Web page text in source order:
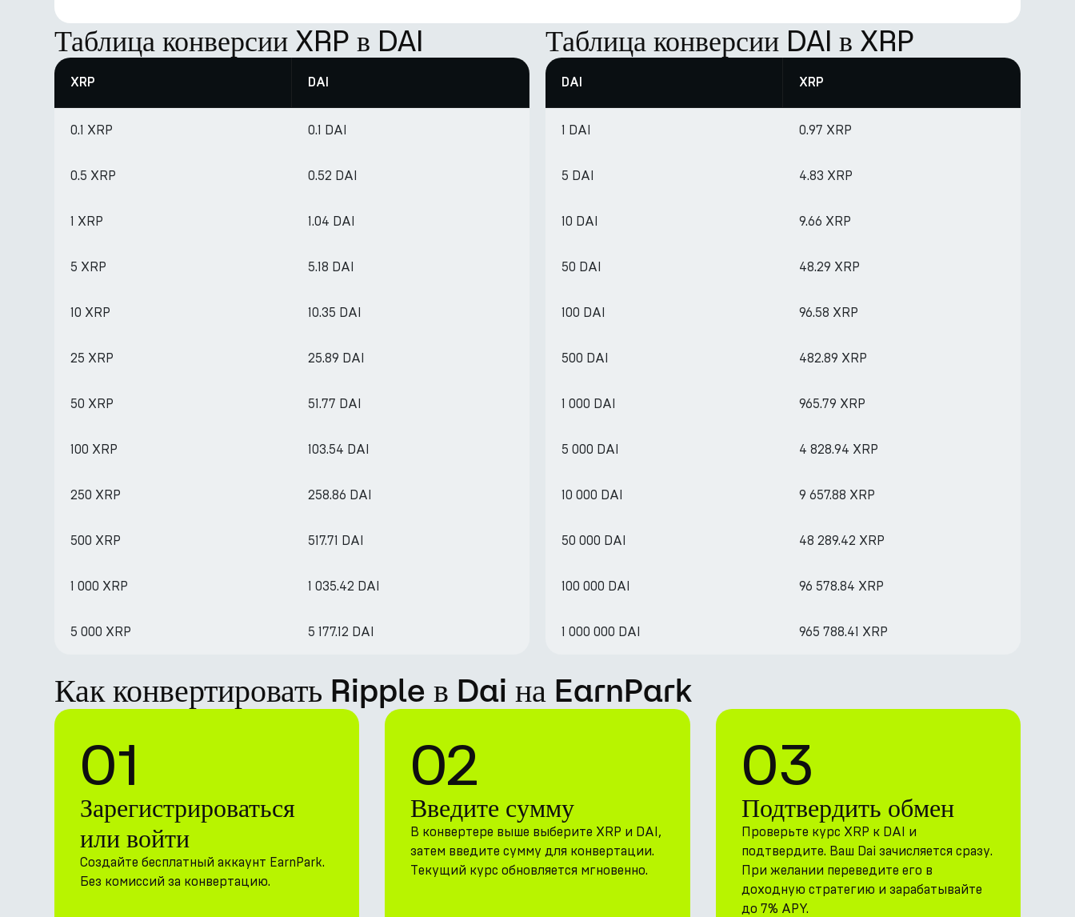
Таблица конверсии XRP в DAI
XRP DAI
0.1 XRP 0.1 DAI
0.5 XRP 0.52 DAI
1 XRP 1.04 DAI
5 XRP 5.18 DAI
10 XRP 10.35 DAI
25 XRP 25.89 DAI
50 XRP 51.77 DAI
100 XRP 103.54 DAI
250 XRP 258.86 DAI
500 XRP 517.71 DAI
1 000 XRP 1 035.42 DAI
5 000 XRP 5 177.12 DAI
Таблица конверсии DAI в XRP
DAI XRP
1 DAI 0.97 XRP
5 DAI 4.83 XRP
10 DAI 9.66 XRP
50 DAI 48.29 XRP
100 DAI 96.58 XRP
500 DAI 482.89 XRP
1 000 DAI 965.79 XRP
5 000 DAI 4 828.94 XRP
10 000 DAI 9 657.88 XRP
50 000 DAI 48 289.42 XRP
100 000 DAI 96 578.84 XRP
1 000 000 DAI 965 788.41 XRP
Как конвертировать Ripple в Dai на EarnPark
01
Зарегистрироваться
или войти
Создайте бесплатный аккаунт EarnPark.
Без комиссий за конвертацию.
02
Введите сумму
В конвертере выше выберите XRP и DAI,
затем введите сумму для конвертации.
Текущий курс обновляется мгновенно.
03
Подтвердить обмен
Проверьте курс XRP к DAI и
подтвердите. Ваш Dai зачисляется сразу.
При желании переведите его в
доходную стратегию и зарабатывайте
до 7% APY.